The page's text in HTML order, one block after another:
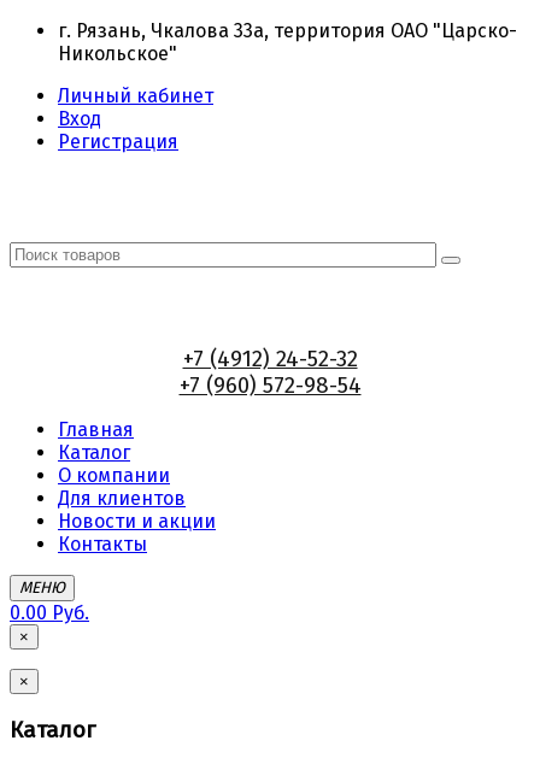
г. Рязань, Чкалова 33а, территория ОАО "Царско-
Никольское"
Личный кабинет
Вход
Регистрация
+7 (4912) 24-52-32
+7 (960) 572-98-54
Главная
Каталог
О компании
Для клиентов
Новости и акции
Контакты
МЕНЮ
0.00 Руб.
×
×
Каталог